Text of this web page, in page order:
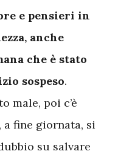
e pensieri in
anche
che è stato
sospeso.
male, poi c’è
a fine giornata, si
su salvare